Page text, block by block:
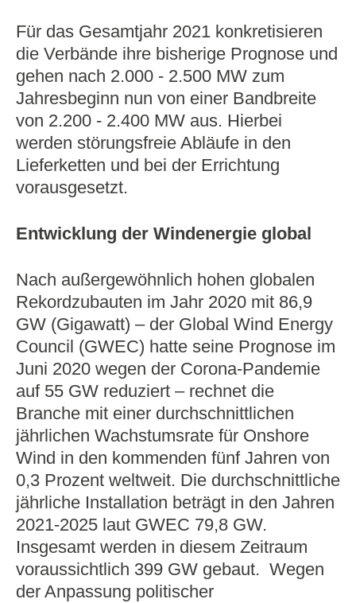
Für das Gesamtjahr 2021 konkretisieren
die Verbände ihre bisherige Prognose und
gehen nach 2.000 - 2.500 MW zum
Jahresbeginn nun von einer Bandbreite
von 2.200 - 2.400 MW aus. Hierbei
werden störungsfreie Abläufe in den
Lieferketten und bei der Errichtung
vorausgesetzt.
Entwicklung der Windenergie global
Nach außergewöhnlich hohen globalen
Rekordzubauten im Jahr 2020 mit 86,9
GW (Gigawatt) – der Global Wind Energy
Council (GWEC) hatte seine Prognose im
Juni 2020 wegen der Corona-Pandemie
auf 55 GW reduziert – rechnet die
Branche mit einer durchschnittlichen
jährlichen Wachstumsrate für Onshore
Wind in den kommenden fünf Jahren von
0,3 Prozent weltweit. Die durchschnittliche
jährliche Installation beträgt in den Jahren
2021-2025 laut GWEC 79,8 GW.
Insgesamt werden in diesem Zeitraum
voraussichtlich 399 GW gebaut. Wegen
der Anpassung politischer